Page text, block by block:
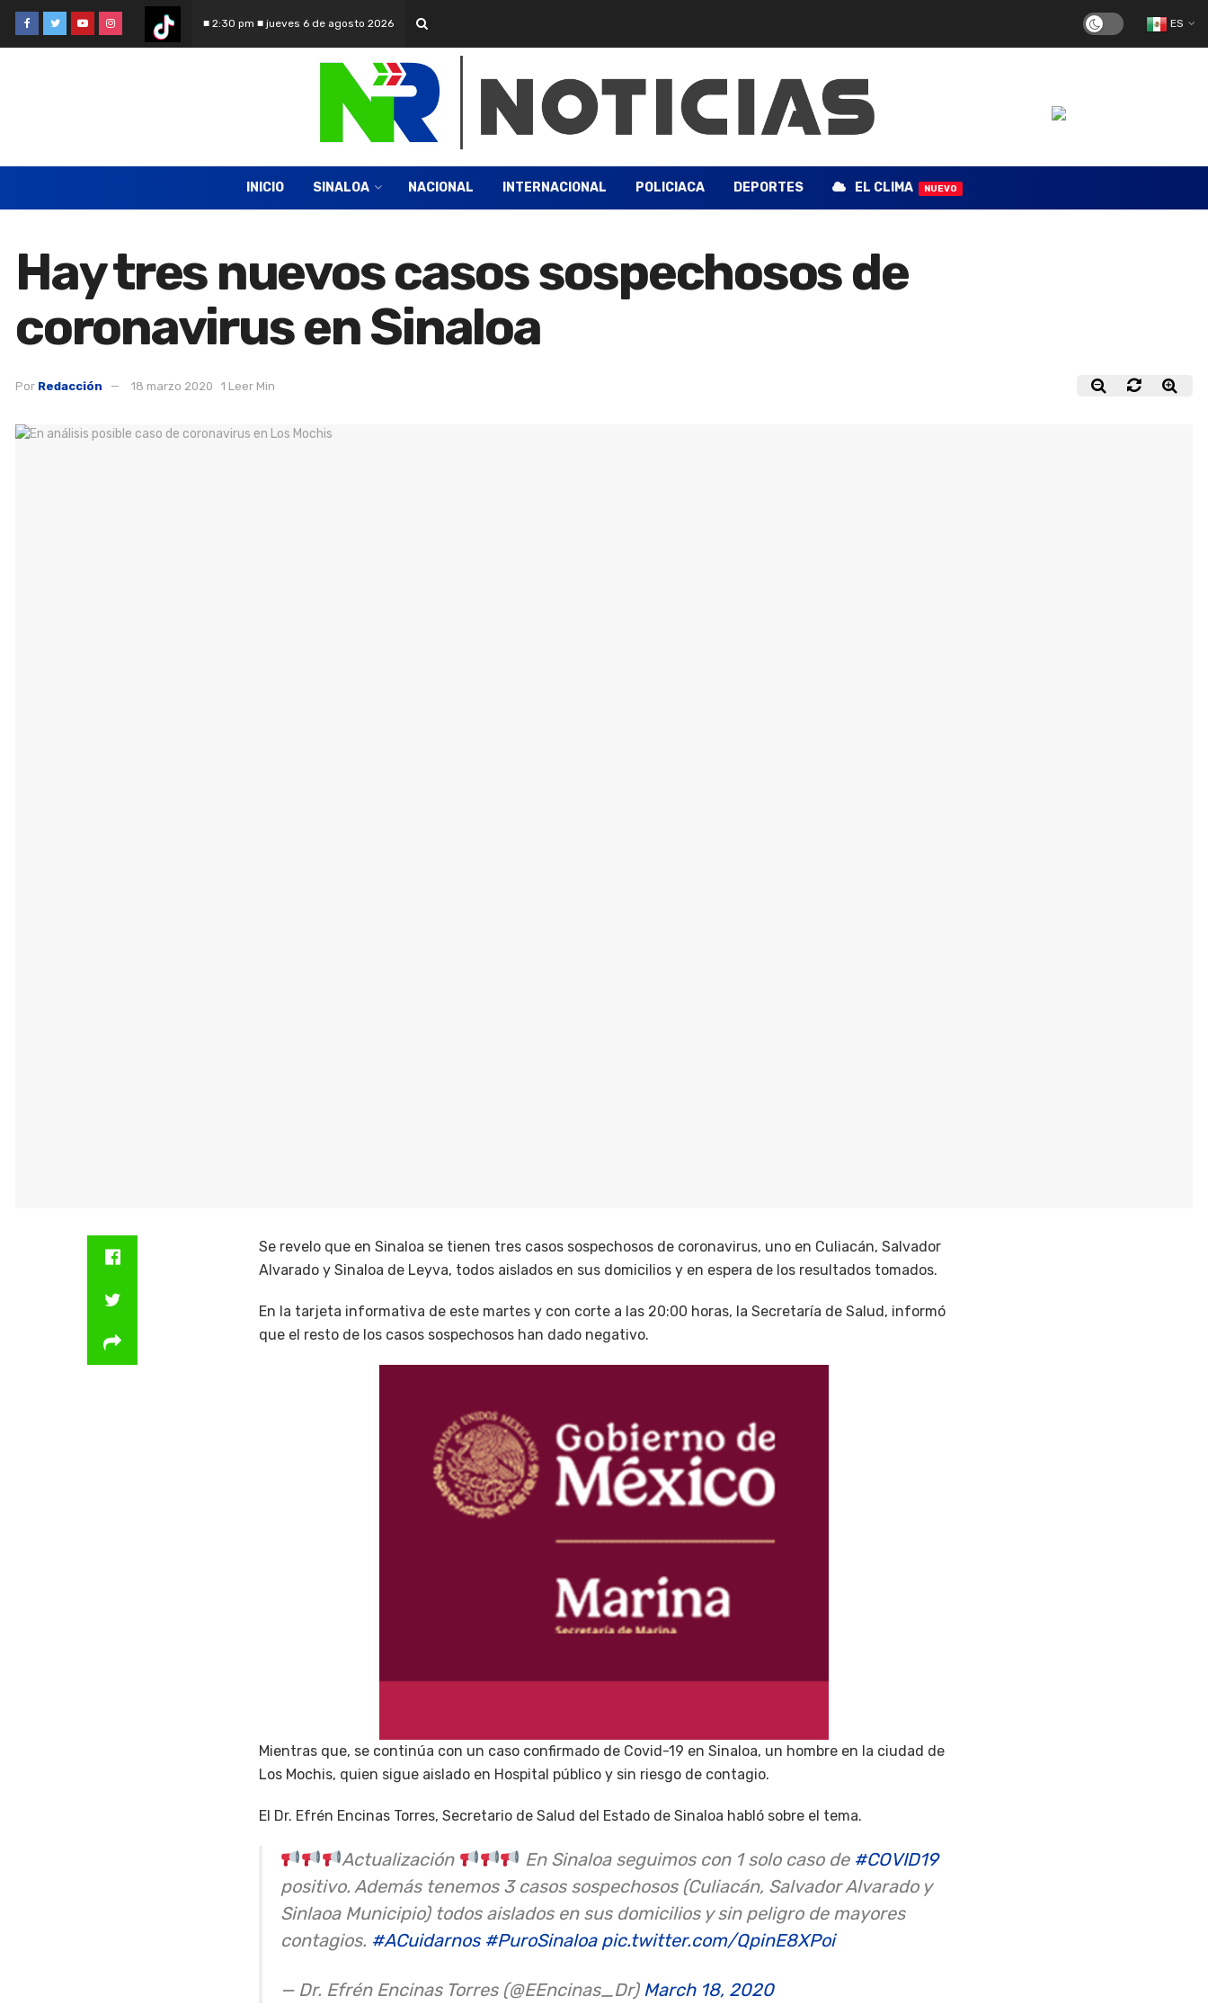
■ 2:30 pm ■ jueves 6 de agosto 2026 ES
INICIO SINALOA NACIONAL INTERNACIONAL POLICIACA DEPORTES EL CLIMA NUEVO
Hay tres nuevos casos sospechosos de
coronavirus en Sinaloa
Por Redacción 18 marzo 2020 1 Leer Min
Se revelo que en Sinaloa se tienen tres casos sospechosos de coronavirus, uno en Culiacán, Salvador
Alvarado y Sinaloa de Leyva, todos aislados en sus domicilios y en espera de los resultados tomados.
En la tarjeta informativa de este martes y con corte a las 20:00 horas, la Secretaría de Salud, informó
que el resto de los casos sospechosos han dado negativo.
Mientras que, se continúa con un caso confirmado de Covid-19 en Sinaloa, un hombre en la ciudad de
Los Mochis, quien sigue aislado en Hospital público y sin riesgo de contagio.
El Dr. Efrén Encinas Torres, Secretario de Salud del Estado de Sinaloa habló sobre el tema.
Actualización En Sinaloa seguimos con 1 solo caso de #COVID19
positivo. Además tenemos 3 casos sospechosos (Culiacán, Salvador Alvarado y
Sinlaoa Municipio) todos aislados en sus domicilios y sin peligro de mayores
contagios. #ACuidarnos #PuroSinaloa pic.twitter.com/QpinE8XPoi
— Dr. Efrén Encinas Torres (@EEncinas_Dr) March 18, 2020